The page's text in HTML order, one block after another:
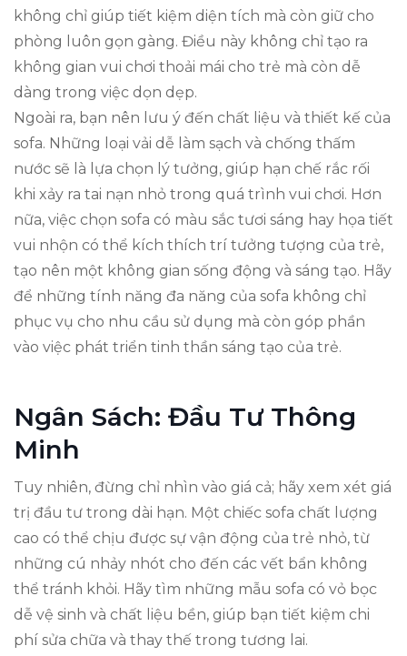
không chỉ giúp tiết kiệm diện tích mà còn giữ cho
phòng luôn gọn gàng. Điều này không chỉ tạo ra
không gian vui chơi thoải mái cho trẻ mà còn dễ
dàng trong việc dọn dẹp.
Ngoài ra, bạn nên lưu ý đến chất liệu và thiết kế của
sofa. Những loại vải dễ làm sạch và chống thấm
nước sẽ là lựa chọn lý tưởng, giúp hạn chế rắc rối
khi xảy ra tai nạn nhỏ trong quá trình vui chơi. Hơn
nữa, việc chọn sofa có màu sắc tươi sáng hay họa tiết
vui nhộn có thể kích thích trí tưởng tượng của trẻ,
tạo nên một không gian sống động và sáng tạo. Hãy
để những tính năng đa năng của sofa không chỉ
phục vụ cho nhu cầu sử dụng mà còn góp phần
vào việc phát triển tinh thần sáng tạo của trẻ.
Ngân Sách: Đầu Tư Thông
Minh
Tuy nhiên, đừng chỉ nhìn vào giá cả; hãy xem xét giá
trị đầu tư trong dài hạn. Một chiếc sofa chất lượng
cao có thể chịu được sự vận động của trẻ nhỏ, từ
những cú nhảy nhót cho đến các vết bẩn không
thể tránh khỏi. Hãy tìm những mẫu sofa có vỏ bọc
dễ vệ sinh và chất liệu bền, giúp bạn tiết kiệm chi
phí sửa chữa và thay thế trong tương lai.